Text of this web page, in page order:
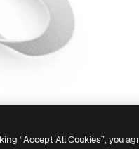
“Accept All Cookies”, you